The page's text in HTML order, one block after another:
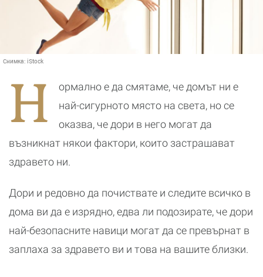
Снимка: iStock
Н
ормално е да смятаме, че домът ни е
най-сигурното място на света, но се
оказва, че дори в него могат да
възникнат някои фактори, които застрашават
здравето ни.
Дори и редовно да почиствате и следите всичко в
дома ви да е изрядно, едва ли подозирате, че дори
най-безопасните навици могат да се превърнат в
заплаха за здравето ви и това на вашите близки.